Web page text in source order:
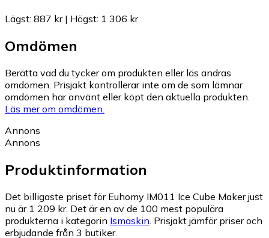
Lägst: 887 kr| Högst: 1 306 kr
Omdömen
Berätta vad du tycker om produkten eller läs andras
omdömen. Prisjakt kontrollerar inte om de som lämnar
omdömen har använt eller köpt den aktuella produkten.
Läs mer om omdömen.
Annons
Annons
Produktinformation
Det billigaste priset för Euhomy IM011 Ice Cube Maker just
nu är 1 209 kr. Det är en av de 100 mest populära
produkterna i kategorin Ismaskin. Prisjakt jämför priser och
erbjudande från 3 butiker.